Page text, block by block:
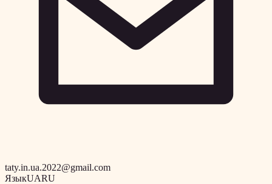
taty.in.ua.2022@gmail.com
ЯзыкUARU